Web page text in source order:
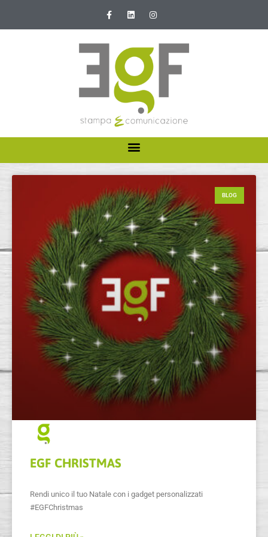
NEWS E PROMOZIONI
CONTATTI
BLOG
EGF CHRISTMAS
Rendi unico il tuo Natale con i gadget personalizzati
#EGFChristmas